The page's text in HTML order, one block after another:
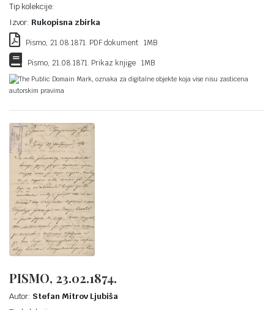
Tip kolekcije:
Izvor: Rukopisna zbirka
Pismo, 21.08.1871. PDF dokument 1MB
Pismo, 21.08.1871. Prikaz knjige 1MB
The Public Domain Mark, oznaka za digitalne objekte koja vise nisu zasticena
autorskim pravima
PISMO, 23.02.1874.
Autor: Stefan Mitrov Ljubiša